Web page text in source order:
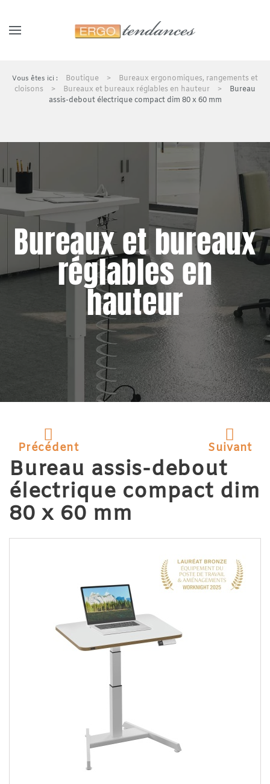
Skip to main content
Boutique
Bureaux ergonomiques, rangements et
cloisons
Bureaux et bureaux réglables en hauteur
Bureau
assis-debout électrique compact dim 80 x 60 mm
Bureaux et bureaux
réglables en
hauteur
Précédent Suivant
Bureau assis-debout
électrique compact dim
80 x 60 mm